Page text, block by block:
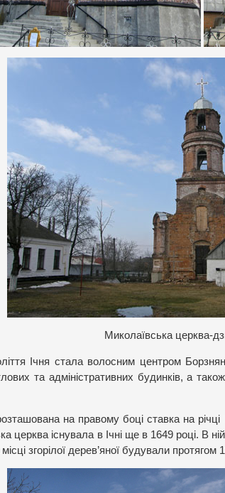
Миколаївська церква-
Ічня стала волосним центром
та адміністративних будинків, а
на правому боці ставка на
церква існувала в Ічні ще в 1649 році. В
згорілої дерев’яної будували